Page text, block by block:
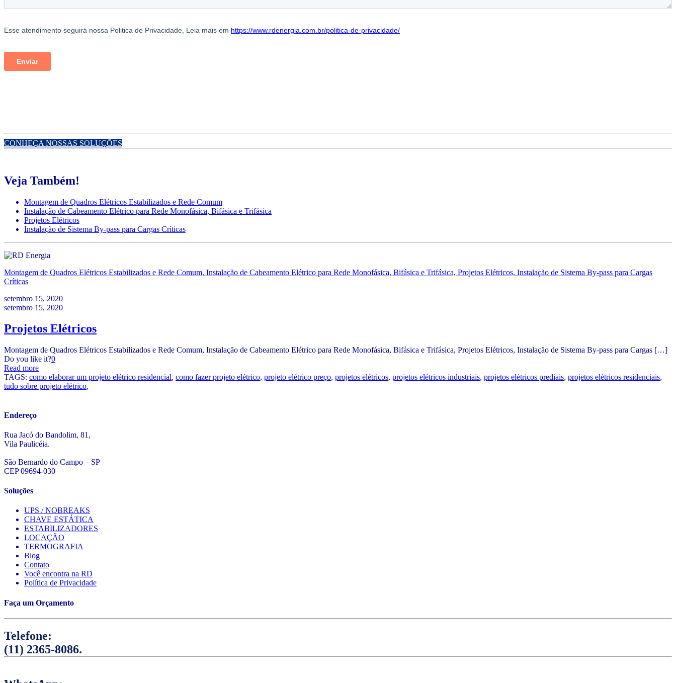
CONHEÇA NOSSAS SOLUÇÕES
Veja Também!
Montagem de Quadros Elétricos Estabilizados e Rede Comum
Instalação de Cabeamento Elétrico para Rede Monofásica, Bifásica e Trifásica
Projetos Elétricos
Instalação de Sistema By-pass para Cargas Críticas
Montagem de Quadros Elétricos Estabilizados e Rede Comum, Instalação de Cabeamento Elétrico para Rede Monofásica, Bifásica e Trifásica, Projetos Elétricos, Instalação de Sistema By-pass para Cargas
Críticas
setembro 15, 2020
setembro 15, 2020
Projetos Elétricos
Montagem de Quadros Elétricos Estabilizados e Rede Comum, Instalação de Cabeamento Elétrico para Rede Monofásica, Bifásica e Trifásica, Projetos Elétricos, Instalação de Sistema By-pass para Cargas […]
Do you like it?0
Read more
TAGS: como elaborar um projeto elétrico residencial, como fazer projeto elétrico, projeto elétrico preço, projetos elétricos, projetos elétricos industriais, projetos elétricos prediais, projetos elétricos residenciais,
tudo sobre projeto elétrico,
Endereço
Rua Jacó do Bandolim, 81,
Vila Paulicéia.
São Bernardo do Campo – SP
CEP 09694-030
Soluções
UPS / NOBREAKS
CHAVE ESTÁTICA
ESTABILIZADORES
LOCAÇÃO
TERMOGRAFIA
Blog
Contato
Você encontra na RD
Política de Privacidade
Faça um Orçamento
Telefone:
(11) 2365-8086.